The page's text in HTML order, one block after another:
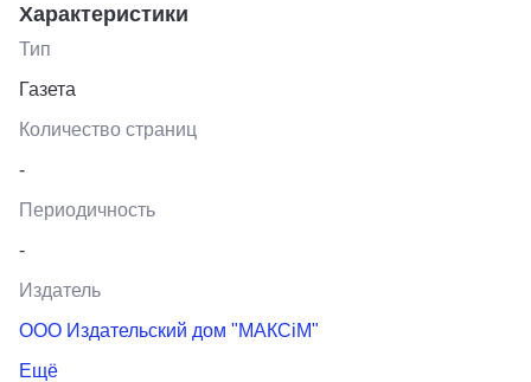
Характеристики
Тип
Газета
Количество страниц
-
Периодичность
-
Издатель
ООО Издательский дом "МАКСiМ"
Ещё